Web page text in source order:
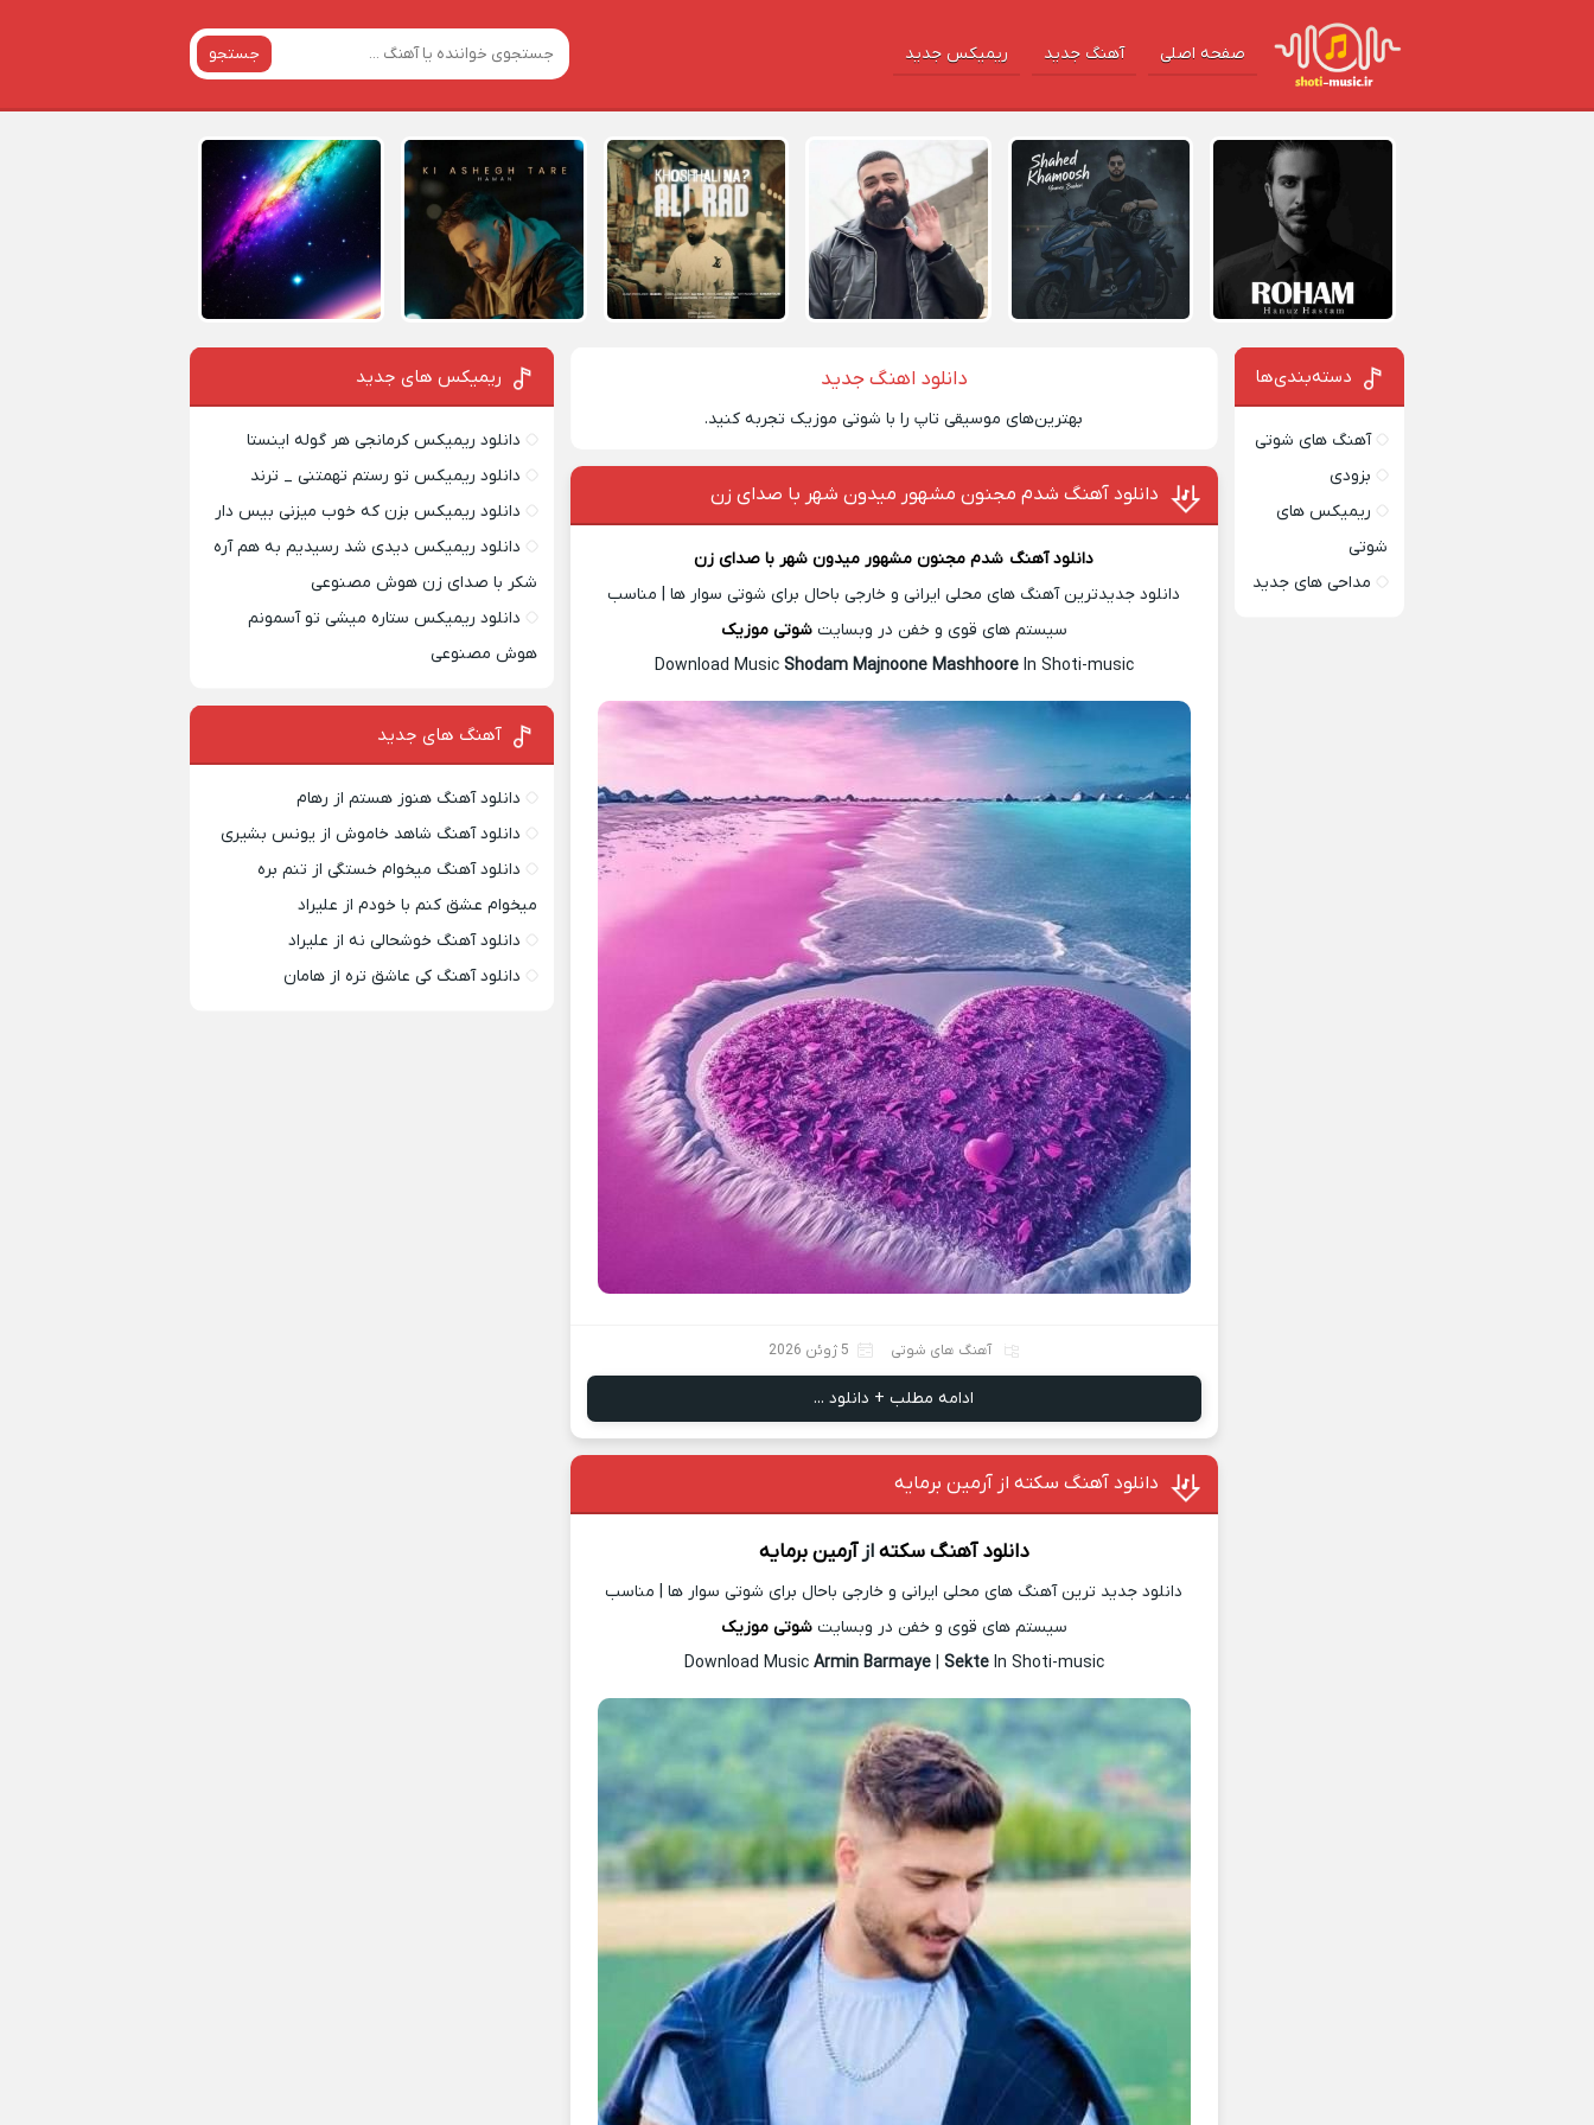
صفحه اصلی آهنگ‌ جدید ریمیکس جدید جستجو
دانلود اهنگ جدید
بهترین‌های موسیقی تاپ را با شوتی موزیک تجربه کنید.
دانلود آهنگ شدم مجنون مشهور میدون شهر با صدای زن
دانلود آهنگ شدم مجنون مشهور میدون شهر با صدای زن
دانلود جدیدترین آهنگ های محلی ایرانی و خارجی باحال برای شوتی سوار ها | مناسب
سیستم های قوی و خفن در وبسایتشوتی موزیک
Download Music Shodam Majnoone MashhooreIn Shoti-music
آهنگ های شوتی 5 ژوئن 2026
ادامه مطلب + دانلود ...
دانلود آهنگ سکته از آرمین برمایه
دانلود آهنگسکتهازآرمین برمایه
دانلود جدید ترین آهنگ های محلی ایرانی و خارجی باحال برای شوتی سوار ها | مناسب
سیستم های قوی و خفن در وبسایتشوتی موزیک
Download Music Armin Barmaye| SekteIn Shoti-music
دسته‌بندی‌ها
آهنگ های شوتی
بزودی
ریمیکس های
شوتی
مداحی های جدید
ریمیکس‌ های جدید
دانلود ریمیکس کرمانجی هر گوله اینستا
دانلود ریمیکس تو رستم تهمتنی _ ترند
دانلود ریمیکس بزن که خوب میزنی بیس دار
دانلود ریمیکس دیدی شد رسیدیم به هم آره
شکر با صدای زن هوش مصنوعی
دانلود ریمیکس ستاره میشی تو آسمونم
هوش مصنوعی
آهنگ های جدید
دانلود آهنگ هنوز هستم از رهام
دانلود آهنگ شاهد خاموش از یونس بشیری
دانلود آهنگ میخوام خستگی از تنم بره
میخوام عشق کنم با خودم از علیراد
دانلود آهنگ خوشحالی نه از علیراد
دانلود آهنگ کی عاشق تره از هامان